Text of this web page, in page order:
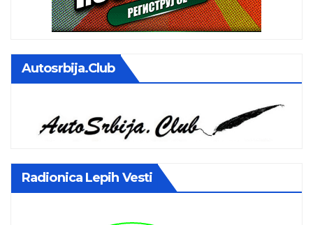
Autosrbija.club
Radionica Lepih Vesti